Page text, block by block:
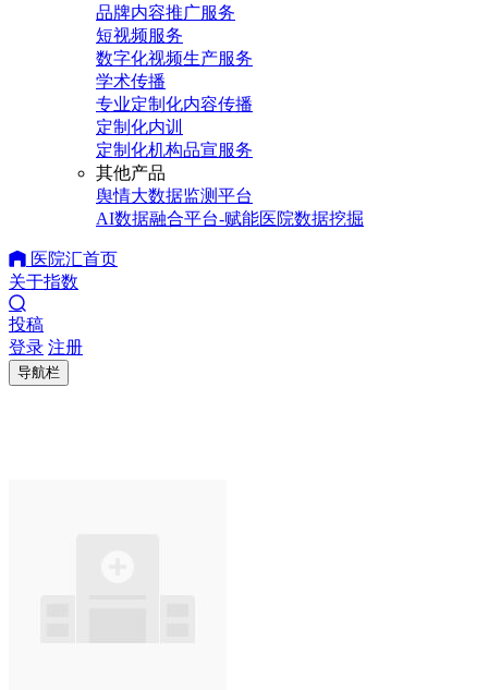
品牌内容推广服务
短视频服务
数字化视频生产服务
学术传播
专业定制化内容传播
定制化内训
定制化机构品宣服务
其他产品
舆情大数据监测平台
AI数据融合平台-赋能医院数据挖掘
医院汇首页
关于指数
投稿
登录 注册
导航栏